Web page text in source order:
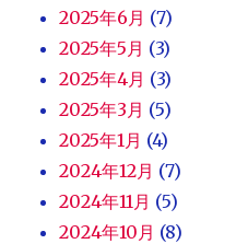
2025年6月 (7)
2025年5月 (3)
2025年4月 (3)
2025年3月 (5)
2025年1月 (4)
2024年12月 (7)
2024年11月 (5)
2024年10月 (8)